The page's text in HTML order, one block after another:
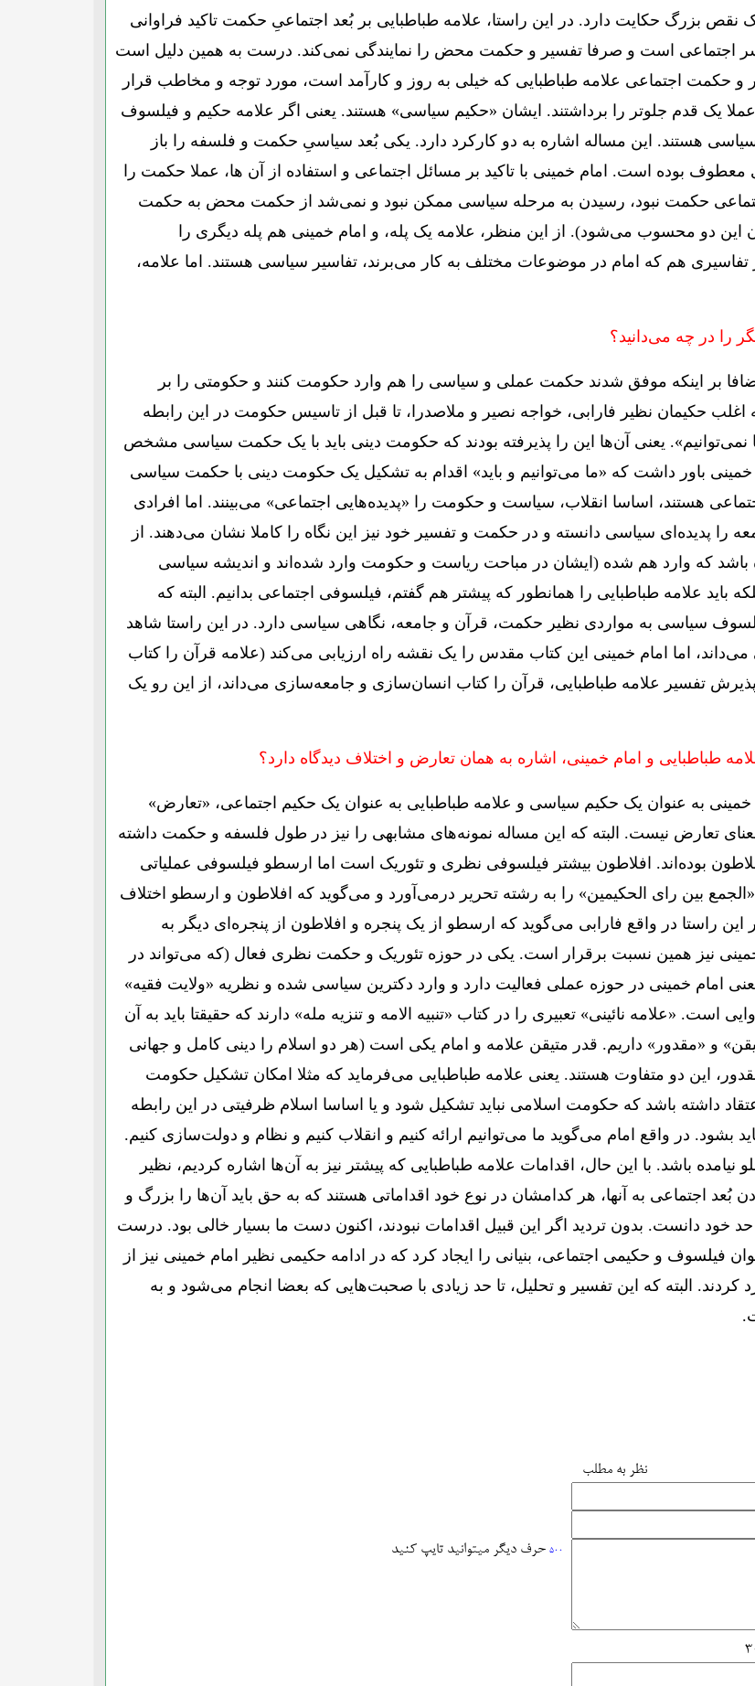
بزرگ حکایت دارد. در این راستا، علامه طباطبایی بر بُعد اجتماعیِ حکمت تاکید فراوانی
اجتماعی است و صرفا تفسیر و حکمت محض را نمایندگی نمی‌کند. درست به همین دلیل است
و حکمت اجتماعی علامه طباطبایی که خیلی به روز و کارآمد است، مورد توجه و مخاطب قرار
یک قدم جلوتر را برداشتند. ایشان «حکیم سیاسی» هستند. یعنی اگر علامه حکیم و فیلسوف
هستند. این مساله اشاره به دو کارکرد دارد. یکی بُعد سیاسیِ حکمت و فلسفه را باز
بوده است. امام خمینی با تاکید بر مسائل اجتماعی و استفاده از آن ها، عملا حکمت را
حکمت نبود، رسیدن به مرحله سیاسی ممکن نبود و نمی‌شد از حکمت محض به حکمت
دو محسوب می‌شود). از این منظر، علامه یک پله، و امام خمینی هم پله دیگری را
تفاسیری هم که امام در موضوعات مختلف به کار می‌برند، تفاسیر سیاسی هستند. اما علامه،
را در چه می‌دانید؟
بر اینکه موفق شدند حکمت عملی و سیاسی را هم وارد حکومت کنند و حکومتی را بر
حکیمان نظیر فارابی، خواجه نصیر و ملاصدرا، تا قبل از تاسیس حکومت در این رابطه
یعنی آن‌ها این را پذیرفته بودند که حکومت دینی باید با یک حکمت سیاسی مشخص
خمینی باور داشت که «ما می‌توانیم و باید» اقدام به تشکیل یک حکومت دینی با حکمت سیاسی
هستند، اساسا انقلاب، سیاست و حکومت را «پدیده‌هایی اجتماعی» می‌بینند. اما افرادی
را پدیده‌ای سیاسی دانسته و در حکمت و تفسیر خود نیز این نگاه را کاملا نشان می‌دهند. از
که وارد هم شده (ایشان در مباحت ریاست و حکومت وارد شده‌اند و اندیشه سیاسی
باید علامه طباطبایی را همانطور که پیشتر هم گفتم، فیلسوفی اجتماعی بدانیم. البته که
سیاسی به مواردی نظیر حکمت، قرآن و جامعه، نگاهی سیاسی دارد. در این راستا شاهد
می‌داند، اما امام خمینی این کتاب مقدس را یک نقشه راه ارزیابی می‌کند (علامه قرآن را کتاب
تفسیر علامه طباطبایی، قرآن را کتاب انسان‌سازی و جامعه‌سازی می‌داند، از این رو یک
طباطبایی و امام خمینی، اشاره به همان تعارض و اختلاف دیدگاه دارد؟
خمینی به عنوان یک حکیم سیاسی و علامه طباطبایی به عنوان یک حکیم اجتماعی، «تعارض»
معنای تعارض نیست. البته که این مساله نمونه‌های مشابهی را نیز در طول فلسفه و حکمت داشته
بوده‌اند. افلاطون بیشتر فیلسوفی نظری و تئوریک است اما ارسطو فیلسوفی عملیاتی
بین رای الحکیمین» را به رشته تحریر درمی‌آورد و می‌گوید که افلاطون و ارسطو اختلاف
این راستا در واقع فارابی می‌گوید که ارسطو از یک پنجره و افلاطون از پنجره‌ای دیگر به
نیز همین نسبت برقرار است. یکی در حوزه تئوریک و حکمت نظری فعال (که می‌تواند در
امام خمینی در حوزه عملی فعالیت دارد و وارد دکترین سیاسی شده و نظریه «ولایت فقیه»
«علامه نائینی» تعبیری را در کتاب «تنبیه الامه و تنزیه مله» دارند که حقیقتا باید به آن
و «مقدور» داریم. قدر متیقن علامه و امام یکی است (هر دو اسلام را دینی کامل و جهانی
این دو متفاوت هستند. یعنی علامه طباطبایی می‌فرماید که مثلا امکان تشکیل حکومت
داشته باشد که حکومت اسلامی نباید تشکیل شود و یا اساسا اسلام ظرفیتی در این رابطه
بشود. در واقع امام می‌گوید ما می‌توانیم ارائه کنیم و انقلاب کنیم و نظام و دولت‌سازی کنیم.
نیامده باشد. با این حال، اقدامات علامه طباطبایی که پیشتر نیز به آن‌ها اشاره کردیم، نظیر
اجتماعی به آنها، هر کدامشان در نوع خود اقداماتی هستند که به حق باید آن‌ها را بزرگ و
دانست. بدون تردید اگر این قبیل اقدامات نبودند، اکنون دست ما بسیار خالی بود. درست
فیلسوف و حکیمی اجتماعی، بنیانی را ایجاد کرد که در ادامه حکیمی نظیر امام خمینی نیز از
البته که این تفسیر و تحلیل، تا حد زیادی با صحبت‌هایی که بعضا انجام می‌شود و به
نظر به مطلب
500 حرف دیگر میتوانید تایپ کنید